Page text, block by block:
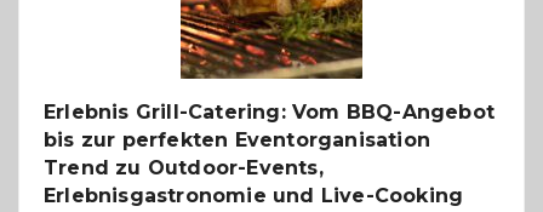
Reiseziele
zu
entdecken
Erlebnis Grill-Catering: Vom BBQ-Angebot
bis zur perfekten Eventorganisation
Trend zu Outdoor-Events,
Erlebnisgastronomie und Live-Cooking